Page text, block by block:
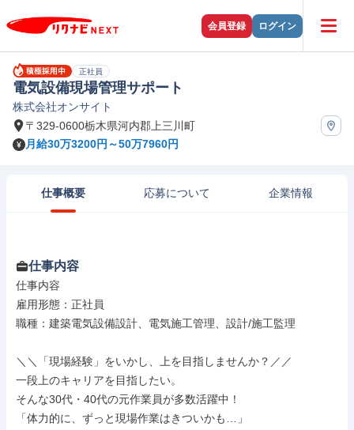
会員登録 ログイン
正社員
電気設備現場管理サポート
株式会社オンサイト
〒329-0600栃木県河内郡上三川町
月給30万3200円～50万7960円
仕事概要 応募について 企業情報
仕事内容
仕事内容
雇用形態：正社員
職種：建築電気設備設計、電気施工管理、設計/施工監理
＼＼「現場経験」をいかし、上を目指しませんか？／／
一段上のキャリアを目指したい。
そんな30代・40代の元作業員が多数活躍中！
「体力的に、ずっと現場作業はきついかも…」